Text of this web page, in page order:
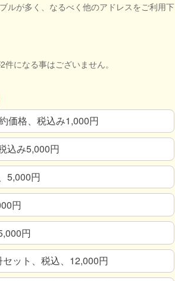
ルが多く、なるべく他のアドレスをご利用下
になる事はございません。
価格、税込み1,000円
込み5,000円
5,000円
円
円
ット、税込、12,000円